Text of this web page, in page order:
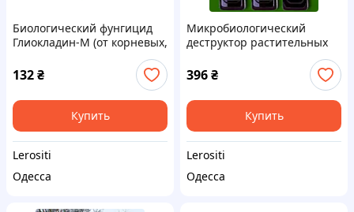
Биологический фунгицид
Глиокладин-М (от корневых,
Gliocladium virens)
132₴
Купить
Lerositi
Одесса
Микробиологический
деструктор растительных
Триходермин-М и
Глиокладин-М для почвы и
компоста)
396₴
Купить
Lerositi
Одесса